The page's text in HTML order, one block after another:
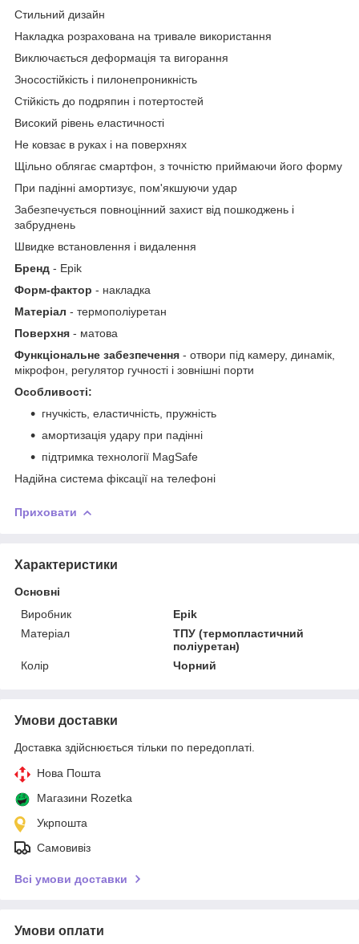
Стильний дизайн
Накладка розрахована на тривале використання
Виключається деформацiя та вигорання
Зносостійкість і пилонепроникність
Стійкість до подряпин і потертостей
Високий рівень еластичності
Не ковзає в руках і на поверхнях
Щільно облягає смартфон, з точністю приймаючи його форму
При падінні амортизує, пом'якшуючи удар
Забезпечується повноцінний захист від пошкоджень і
забруднень
Швидке встановлення і видалення
Бренд - Epik
Форм-фактор - накладка
Матеріал - термополіуретан
Поверхня - матова
Функціональне забезпечення - отвори під камеру, динамік,
мікрофон, регулятор гучності і зовнішні порти
Особливості:
гнучкість, еластичність, пружність
амортизація удару при падінні
підтримка технології MagSafe
Надійна система фіксації на телефоні
Приховати
Характеристики
Основні
Виробник
Epik
Матеріал
ТПУ (термопластичний
поліуретан)
Колір
Чорний
Умови доставки
Доставка здійснюється тільки по передоплаті.
Нова Пошта
Магазини Rozetka
Укрпошта
Самовивіз
Всі умови доставки
Умови оплати